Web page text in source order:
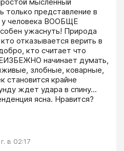
только представление в
у человека ВООБЩЕ
ужаснуть! Природа
отказывается верить в
кто считает что
начинает думать,
злобные, коварные,
становится крайне
ждет удара в спину...
ясна. Нравится?
в 02:17